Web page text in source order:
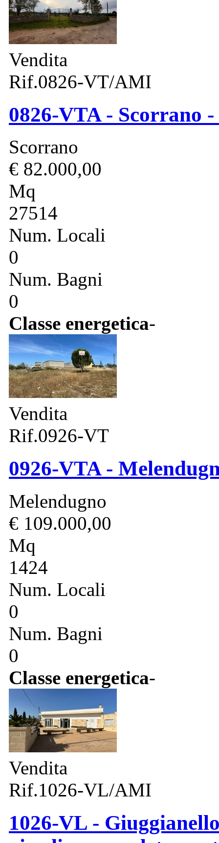
Vendita
Rif.0826-VT/AMI
0826-VTA - Scorrano
Scorrano
€ 82.000,00
Mq
27514
Num. Locali
0
Num. Bagni
0
Classe energetica-
Vendita
Rif.0926-VT
0926-VTA -
Melendugno
€ 109.000,00
Mq
1424
Num. Locali
0
Num. Bagni
0
Classe energetica-
Vendita
Rif.1026-VL/AMI
1026-VL -